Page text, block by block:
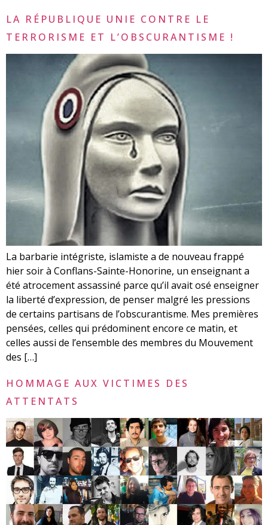
LA RÉPUBLIQUE UNIE CONTRE LE
TERRORISME ET L’OBSCURANTISME !
La barbarie intégriste, islamiste a de nouveau frappé
hier soir à Conflans-Sainte-Honorine, un enseignant a
été atrocement assassiné parce qu’il avait osé enseigner
la liberté d’expression, de penser malgré les pressions
de certains partisans de l’obscurantisme. Mes premières
pensées, celles qui prédominent encore ce matin, et
celles aussi de l’ensemble des membres du Mouvement
des […]
HOMMAGE AUX VICTIMES DES
ATTENTATS